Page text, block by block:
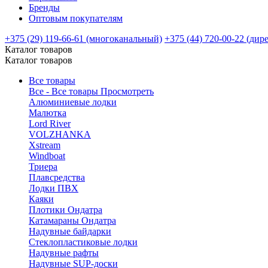
Бренды
Оптовым покупателям
+375 (29) 119-66-61 (многоканальный) +375 (44) 720-00-22
Каталог товаров
Каталог товаров
Все товары
Все - Все товары Просмотреть
Алюминиевые лодки
Малютка
Lord River
VOLZHANKA
Xstream
Windboat
Триера
Плавсредства
Лодки ПВХ
Каяки
Плотики Ондатра
Катамараны Ондатра
Надувные байдарки
Стеклопластиковые лодки
Надувные рафты
Надувные SUP-доски